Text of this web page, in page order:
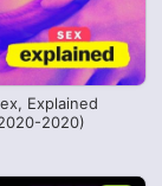
Explained
2020)